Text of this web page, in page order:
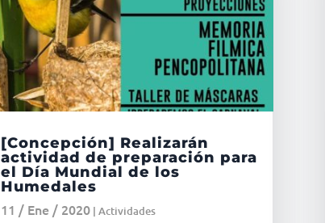
[Concepción] Realizarán
actividad de preparación para
el Día Mundial de los
Humedales
11 / Ene / 2020 | Actividades